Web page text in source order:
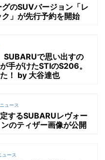
のSUVバージョン「レ
」が先行予約を開始
SUBARUで思い出すの
手がけたSTIのS206。
！ by 大谷達也
ュース
するSUBARUレヴォー
のティザー画像が公開
ュース